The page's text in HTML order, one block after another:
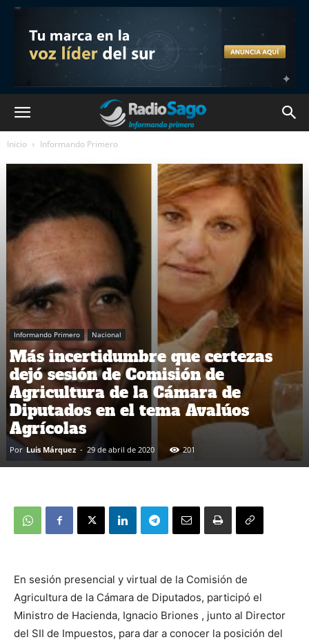
Inicio Informando Primero
Informando Primero Nacional
Más incertidumbre que certezas
dejó sesión de Comisión de
Agricultura de la Cámara de
Diputados en el tema Avalúos
Agrícolas
Por Luis Márquez - 29 de abril de 2020 201
En sesión presencial y virtual de la Comisión de
Agricultura de la Cámara de Diputados, participó el
Ministro de Hacienda, Ignacio Briones , junto al Director
del SII de Impuestos, para dar a conocer la posición del